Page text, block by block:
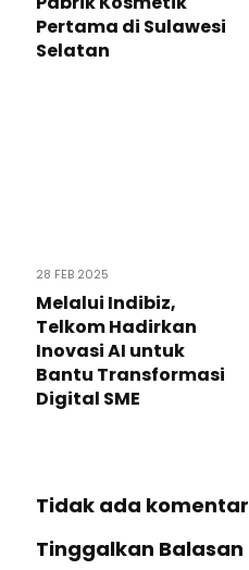
Pertama di Sulawesi
Selatan
28 FEB 2025
Melalui Indibiz,
Telkom Hadirkan
Inovasi AI untuk
Bantu Transformasi
Digital SME
Tidak ada komentar
Tinggalkan Balasan